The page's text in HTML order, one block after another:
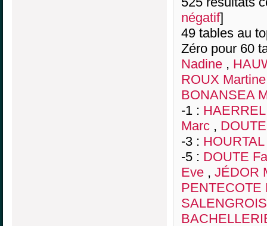
négatif]
49 tables au
Zéro pour 60
Nadine ,
ROUX Martine
BONANSEA
-1 :
Marc ,
-3 :
-5 : DOUTE
Eve , JÉDOR
PENTECOTE